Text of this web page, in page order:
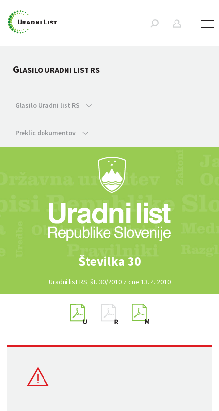
GLASILO URADNI LIST RS
Glasilo Uradni list RS
Preklic dokumentov
Številka 30
Uradni list RS, št. 30/2010 z dne 13. 4. 2010